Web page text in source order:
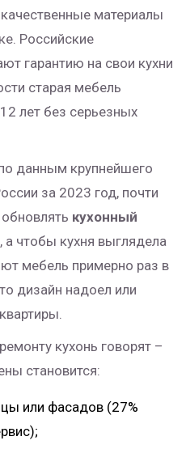
материалы
Российские
гарантию на свои кухни
старая мебель
лет без серьезных
данным крупнейшего
за 2023 год, почти
кухонный
а чтобы кухня выглядела
мебель примерно раз в
дизайн надоел или
кухонь говорят –
становится:
или фасадов (27%